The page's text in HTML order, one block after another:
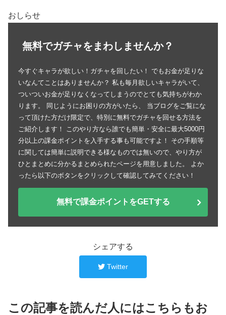
おしらせ
無料でガチャをまわしませんか？
今すぐキャラが欲しい！ガチャを回したい！ でもお金が足りな
いなんてことはありませんか？ 私も毎月欲しいキャラがいて、
ついついお金が足りなくなってしまうのでとても気持ちがわか
ります。 同じようにお困りの方がいたら、 当ブログをご覧にな
って頂けた方だけ限定で、特別に無料でガチャを回せる方法を
ご紹介します！ このやり方なら誰でも簡単・安全に最大5000円
分以上の課金ポイントを入手する事も可能ですよ！ その手順等
に関しては簡単に説明できる様なものでは無いので、やり方が
ひとまとめに分かるまとめられたページを用意しました。 よか
ったら以下のボタンをクリックして確認してみてください！
無料で課金ポイントをGETする
シェアする
Twitter
この記事を読んだ人にはこちらもお